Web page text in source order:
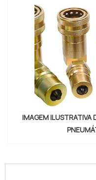
IMAGEM ILUSTRATIVA